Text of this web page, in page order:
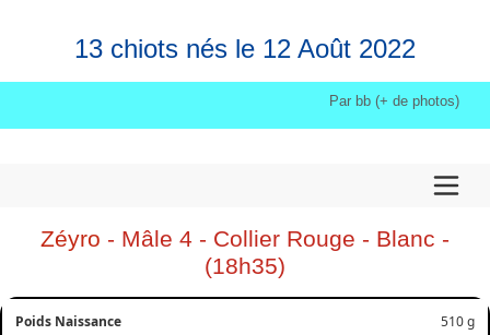
13 chiots nés le 12 Août 2022
Par bb (+ de photos)
Zéyro - Mâle 4 - Collier Rouge - Blanc -
(18h35)
510 g